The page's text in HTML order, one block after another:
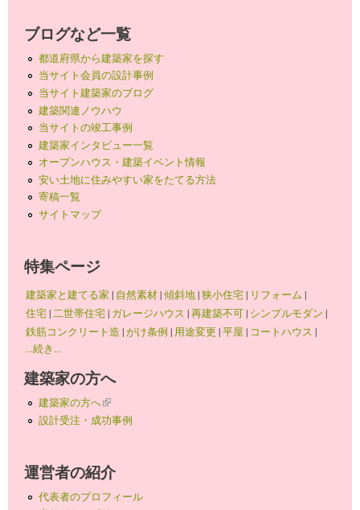
ブログなど一覧
都道府県から建築家を探す
当サイト会員の設計事例
当サイト建築家のブログ
建築関連ノウハウ
当サイトの竣工事例
建築家インタビュー一覧
オープンハウス・建築イベント情報
安い土地に住みやすい家をたてる方法
寄稿一覧
サイトマップ
特集ページ
建築家と建てる家 | 自然素材|傾斜地|狭小住宅| リフォーム |
住宅|二世帯住宅| ガレージハウス |再建築不可| シンプルモダン |
鉄筋コンクリート造 |がけ条例 | 用途変更 |平屋 | コートハウス |
...続き...
建築家の方へ
建築家の方へ(link is external)
設計受注・成功事例
運営者の紹介
代表者のプロフィール